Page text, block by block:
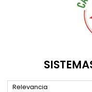
Relevancia